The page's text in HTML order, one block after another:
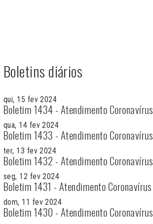
Boletins diários
qui, 15 fev 2024
Boletim 1434 - Atendimento Coronavírus
qua, 14 fev 2024
Boletim 1433 - Atendimento Coronavírus
ter, 13 fev 2024
Boletim 1432 - Atendimento Coronavírus
seg, 12 fev 2024
Boletim 1431 - Atendimento Coronavírus
dom, 11 fev 2024
Boletim 1430 - Atendimento Coronavírus